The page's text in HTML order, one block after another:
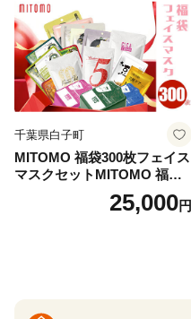
千葉県白子町
MITOMO 福袋300枚フェイス
マスクセットMITOMO 福袋3
00枚フェイスマスクセット
ふるさと納税 パック ファイ
25,000円